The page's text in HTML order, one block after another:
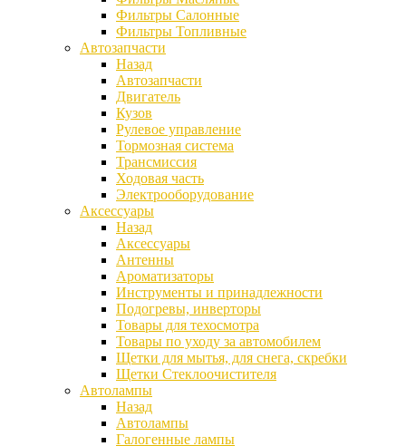
Фильтры Салонные
Фильтры Топливные
Автозапчасти
Назад
Автозапчасти
Двигатель
Кузов
Рулевое управление
Тормозная система
Трансмиссия
Ходовая часть
Электрооборудование
Аксессуары
Назад
Аксессуары
Антенны
Ароматизаторы
Инструменты и принадлежности
Подогревы, инверторы
Товары для техосмотра
Товары по уходу за автомобилем
Щетки для мытья, для снега, скребки
Щетки Стеклоочистителя
Автолампы
Назад
Автолампы
Галогенные лампы